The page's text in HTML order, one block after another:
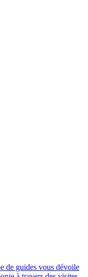
de guides vous dévoile